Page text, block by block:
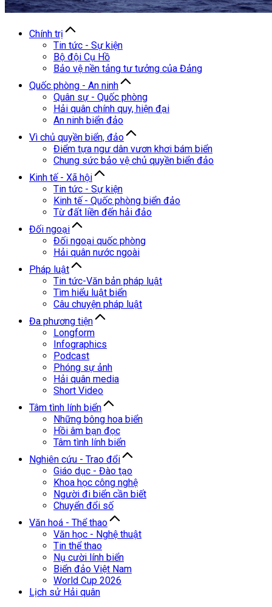
Chính trị
Tin tức - Sự kiện
Bộ đội Cụ Hồ
Bảo vệ nền tảng tư tưởng của Đảng
Quốc phòng - An ninh
Quân sự - Quốc phòng
Hải quân chính quy, hiện đại
An ninh biển đảo
Vì chủ quyền biển, đảo
Điểm tựa ngư dân vươn khơi bám biển
Chung sức bảo vệ chủ quyền biển đảo
Kinh tế - Xã hội
Tin tức - Sự kiện
Kinh tế - Quốc phòng biển đảo
Từ đất liền đến hải đảo
Đối ngoại
Đối ngoại quốc phòng
Hải quân nước ngoài
Pháp luật
Tin tức-Văn bản pháp luật
Tìm hiểu luật biển
Câu chuyện pháp luật
Đa phương tiện
Longform
Infographics
Podcast
Phóng sự ảnh
Hải quân media
Short Video
Tâm tình lính biển
Những bông hoa biển
Hồi âm bạn đọc
Tâm tình lính biển
Nghiên cứu - Trao đổi
Giáo dục - Đào tạo
Khoa học công nghệ
Người đi biển cần biết
Chuyển đổi số
Văn hoá - Thể thao
Văn học - Nghệ thuật
Tin thể thao
Nụ cười lính biển
Biển đảo Việt Nam
World Cup 2026
Lịch sử Hải quân